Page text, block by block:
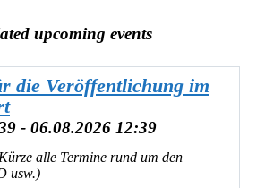
upcoming events
die Veröffentlichung im
- 06.08.2026 12:39
alle Termine rund um den
usw.)